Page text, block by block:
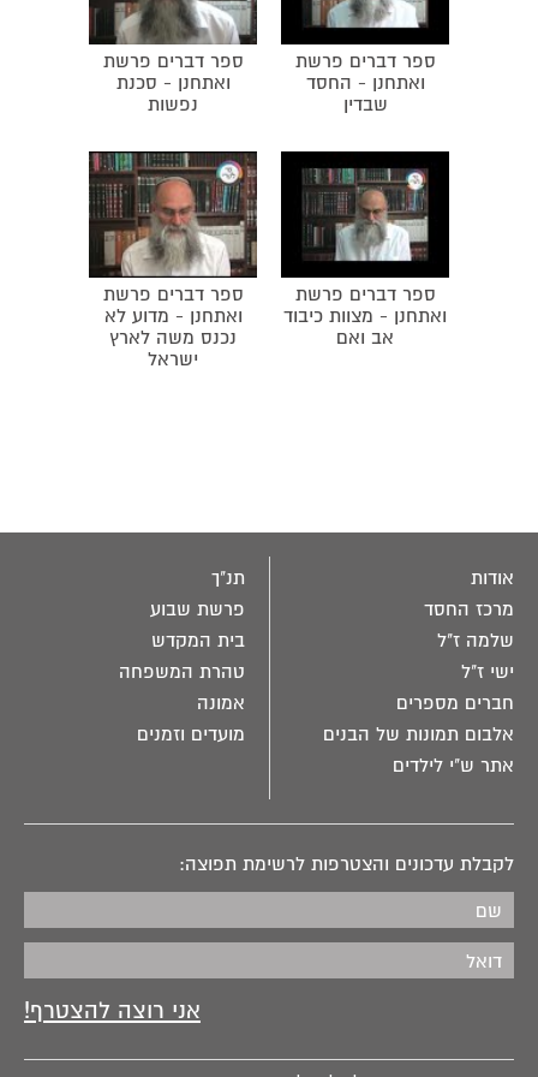
ספר דברים פרשת
ואתחנן - החסד
שבדין
ספר דברים פרשת
ואתחנן - סכנת
נפשות
ספר דברים פרשת
ואתחנן - מצוות כיבוד
אב ואם
ספר דברים פרשת
ואתחנן - מדוע לא
נכנס משה לארץ
ישראל
אודות
מרכז החסד
שלמה ז"ל
ישי ז"ל
חברים מספרים
אלבום תמונות של הבנים
אתר ש"י לילדים
תנ"ך
פרשת שבוע
בית המקדש
טהרת המשפחה
אמונה
מועדים וזמנים
לקבלת עדכונים והצטרפות לרשימת תפוצה: